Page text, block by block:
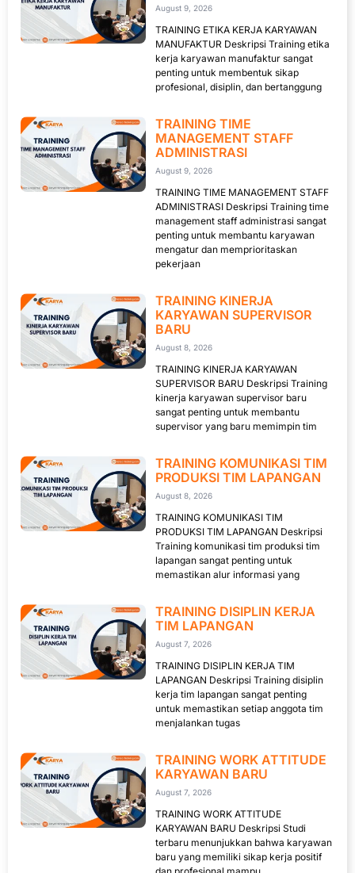
August 9, 2026
TRAINING ETIKA KERJA KARYAWAN
MANUFAKTUR Deskripsi Training etika
kerja karyawan manufaktur sangat
penting untuk membentuk sikap
profesional, disiplin, dan bertanggung
TRAINING TIME
MANAGEMENT STAFF
ADMINISTRASI
August 9, 2026
TRAINING TIME MANAGEMENT STAFF
ADMINISTRASI Deskripsi Training time
management staff administrasi sangat
penting untuk membantu karyawan
mengatur dan memprioritaskan
pekerjaan
TRAINING KINERJA
KARYAWAN SUPERVISOR
BARU
August 8, 2026
TRAINING KINERJA KARYAWAN
SUPERVISOR BARU Deskripsi Training
kinerja karyawan supervisor baru
sangat penting untuk membantu
supervisor yang baru memimpin tim
TRAINING KOMUNIKASI TIM
PRODUKSI TIM LAPANGAN
August 8, 2026
TRAINING KOMUNIKASI TIM
PRODUKSI TIM LAPANGAN Deskripsi
Training komunikasi tim produksi tim
lapangan sangat penting untuk
memastikan alur informasi yang
TRAINING DISIPLIN KERJA
TIM LAPANGAN
August 7, 2026
TRAINING DISIPLIN KERJA TIM
LAPANGAN Deskripsi Training disiplin
kerja tim lapangan sangat penting
untuk memastikan setiap anggota tim
menjalankan tugas
TRAINING WORK ATTITUDE
KARYAWAN BARU
August 7, 2026
TRAINING WORK ATTITUDE
KARYAWAN BARU Deskripsi Studi
terbaru menunjukkan bahwa karyawan
baru yang memiliki sikap kerja positif